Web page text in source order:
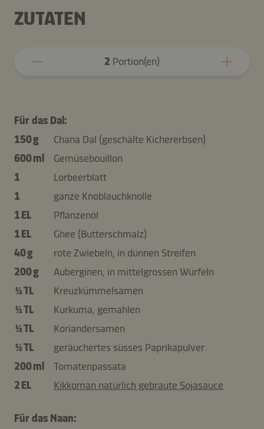
ZUTATEN
2 Portion(en)
Für das Dal:
150 g
Chana Dal (geschälte Kichererbsen)
600 ml
Gemüsebouillon
1
Lorbeerblatt
1
ganze Knoblauchknolle
1 EL
Pflanzenöl
1 EL
Ghee (Butterschmalz)
40 g
rote Zwiebeln, in dünnen Streifen
200 g
Auberginen, in mittelgrossen Würfeln
½ TL
Kreuzkümmelsamen
½ TL
Kurkuma, gemahlen
½ TL
Koriandersamen
½ TL
geräuchertes süsses Paprikapulver
200 ml
Tomatenpassata
2 EL
Kikkoman natürlich gebraute Sojasauce
Für das Naan: